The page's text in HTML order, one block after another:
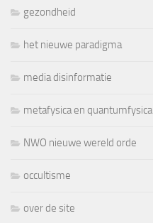
gezondheid
het nieuwe paradigma
media disinformatie
metafysica en quantumfysica
NWO nieuwe wereld orde
occultisme
over de site